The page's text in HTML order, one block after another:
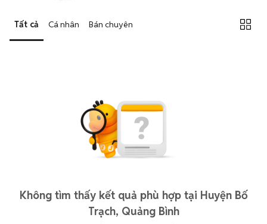
Tất cả Cá nhân Bán chuyên
Không tìm thấy kết quả phù hợp tại Huyện Bố
Trạch, Quảng Bình